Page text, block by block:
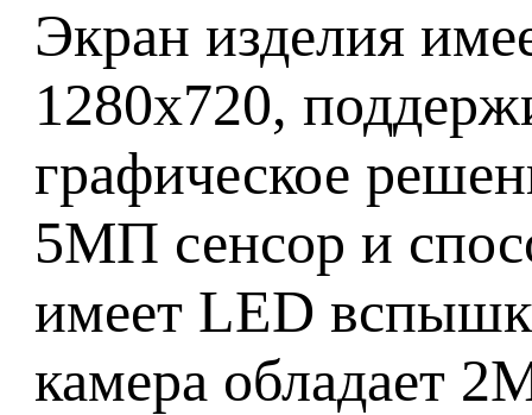
Экран изделия
1280x720,
графическое
5МП сенсор и
имеет LED
камера обладает